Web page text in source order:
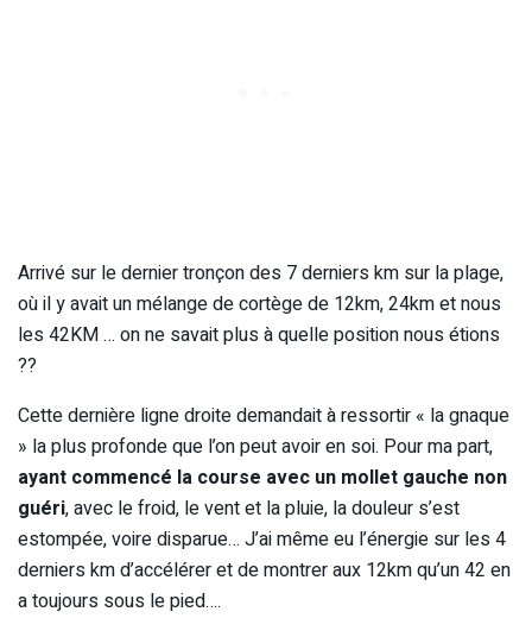
Arrivé sur le dernier tronçon des 7 derniers km sur la plage,
où il y avait un mélange de cortège de 12km, 24km et nous
les 42KM … on ne savait plus à quelle position nous étions
??
Cette dernière ligne droite demandait à ressortir « la gnaque
» la plus profonde que l’on peut avoir en soi. Pour ma part,
ayant commencé la course avec un mollet gauche non
guéri, avec le froid, le vent et la pluie, la douleur s’est
estompée, voire disparue… J’ai même eu l’énergie sur les 4
derniers km d’accélérer et de montrer aux 12km qu’un 42 en
a toujours sous le pied….